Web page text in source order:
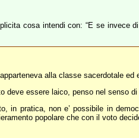
cosa intendi con: “E se invece
alla classe sacerdotale
deve essere laico, penso nel senso
in pratica, non e’ possibile in
popolare che con il voto